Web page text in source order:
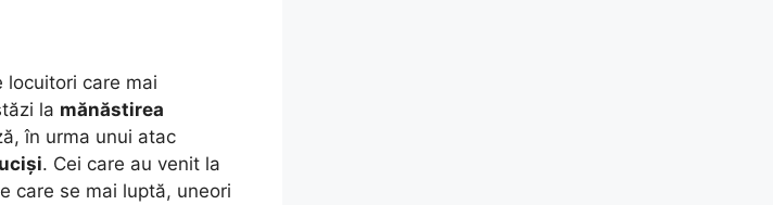
locuitori care mai
la mănăstirea
în urma unui atac
uciși. Cei care au venit la
care se mai luptă, uneori